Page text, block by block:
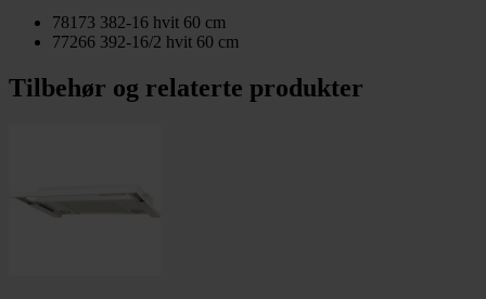
78173 382-16 hvit 60 cm
77266 392-16/2 hvit 60 cm
Tilbehør og relaterte produkter